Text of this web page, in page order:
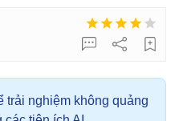
trải nghiệm không quảng